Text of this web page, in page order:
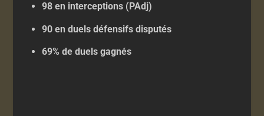
98 en interceptions (PAdj)
90 en duels défensifs disputés
69% de duels gagnés